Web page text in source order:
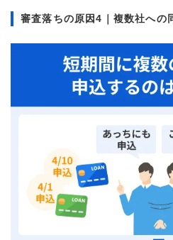
審査落ちの原因4｜複数社への